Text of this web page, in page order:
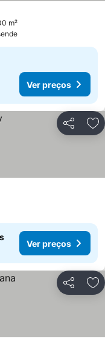
m²
Ver preços
Partilhar
Ver preços
Partilhar